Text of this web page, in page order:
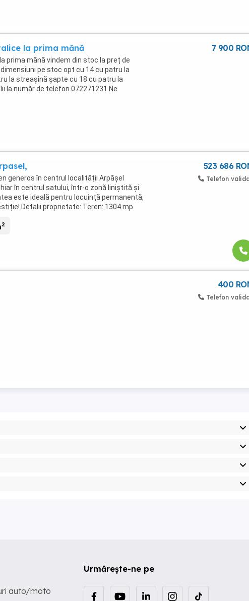
la prima mănă
prima mănă vindem din stoc la preț de
pe stoc opt cu 14 cu patru la
la streașină șapte cu 18 cu patru la
la număr de telefon 072271231 Ne
7 900
generos în centrul localității Arpășel
în centrul satului, într-o zonă liniștită și
este ideală pentru locuință permanentă,
Detalii proprietate: Teren: 1304 mp
2
523 686
Telefon
400
Telefon
Urmărește-ne pe
auto/moto